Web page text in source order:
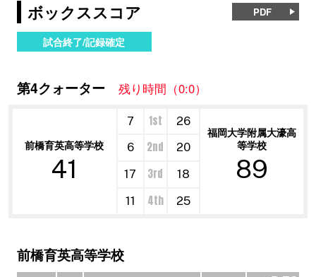
ボックススコア PDF
試合終了/記録確定
第4クォーター 残り時間（0:0）
前橋育英高等学校
41
7 1st 26
福岡大学附属大濠高
等学校
89
6 2nd
20
17
3rd
18
11
4th 25
前橋育英高等学校